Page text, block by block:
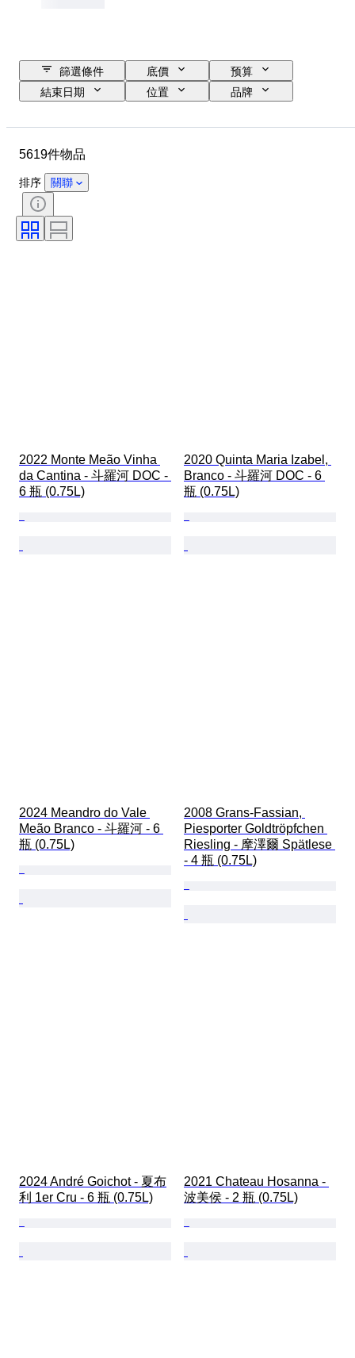
篩選條件 底價
预算
結束日期
位置
品牌
時期
葡萄酒產區
葡萄酒原產地命名控制／分類
Wine Fill Level
葡萄品種
5619件物品
排序 關聯
2022 Monte Meão Vinha
da Cantina - 斗羅河 DOC -
6 瓶 (0.75L)
2020 Quinta Maria Izabel,
Branco - 斗羅河 DOC - 6
瓶 (0.75L)
2024 Meandro do Vale
Meão Branco - 斗羅河 - 6
瓶 (0.75L)
2008 Grans-Fassian,
Piesporter Goldtröpfchen
Riesling - 摩澤爾 Spätlese
- 4 瓶 (0.75L)
2024 André Goichot - 夏布
利 1er Cru - 6 瓶 (0.75L)
2021 Chateau Hosanna -
波美侯 - 2 瓶 (0.75L)